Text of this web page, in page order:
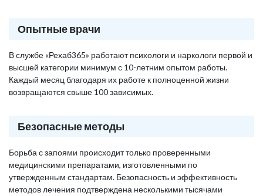
Опытные врачи
В службе «Рехаб365» работают психологи и наркологи первой и
высшей категории минимум с 10-летним опытом работы.
Каждый месяц благодаря их работе к полноценной жизни
возвращаются свыше 100 зависимых.
Безопасные методы
Борьба с запоями происходит только проверенными
медицинскими препаратами, изготовленными по
утвержденным стандартам. Безопасность и эффективность
методов лечения подтверждена несколькими тысячами